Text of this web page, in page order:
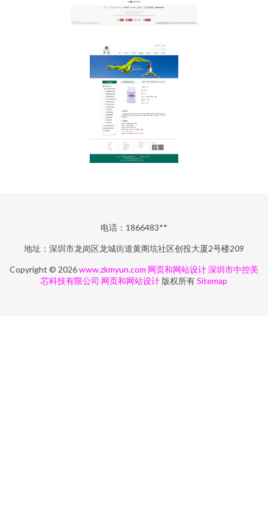
电话：1866483**
地址：深圳市龙岗区龙城街道黄阁坑社区创投大厦2号楼209
Copyright © 2026www.zkmyun.com 网页和网站设计深圳市中控美
芯科技有限公司 网页和网站设计 版权所有Sitemap